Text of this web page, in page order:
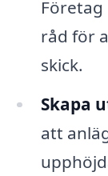
råd för
skick.
Skapa
att